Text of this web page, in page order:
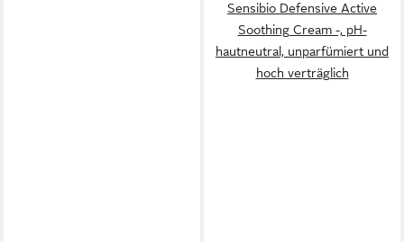
Sensibio Defensive Active
Soothing Cream -, pH-
hautneutral, unparfümiert und
hoch verträglich